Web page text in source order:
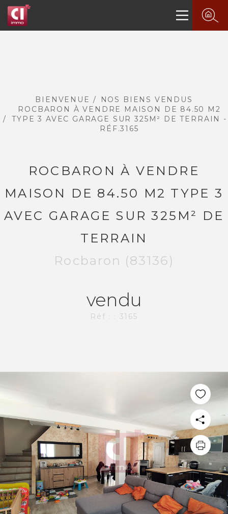
BIENVENUE
NOS BIENS VENDUS
ROCBARON À VENDRE MAISON DE 84.50 M2
TYPE 3 AVEC GARAGE SUR 325M² DE TERRAIN -
RÉF.3165
ROCBARON À VENDRE
MAISON DE 84.50 M2 TYPE 3
AVEC GARAGE SUR 325M² DE
TERRAIN
Rocbaron (83136)
vendu
Réf : : 3165
L'AGENCE CI-IMMO
L'agence
Nos collaborateurs
Devenez mandataires
Mentions légales
Politique de confidentialités
Nous contacter